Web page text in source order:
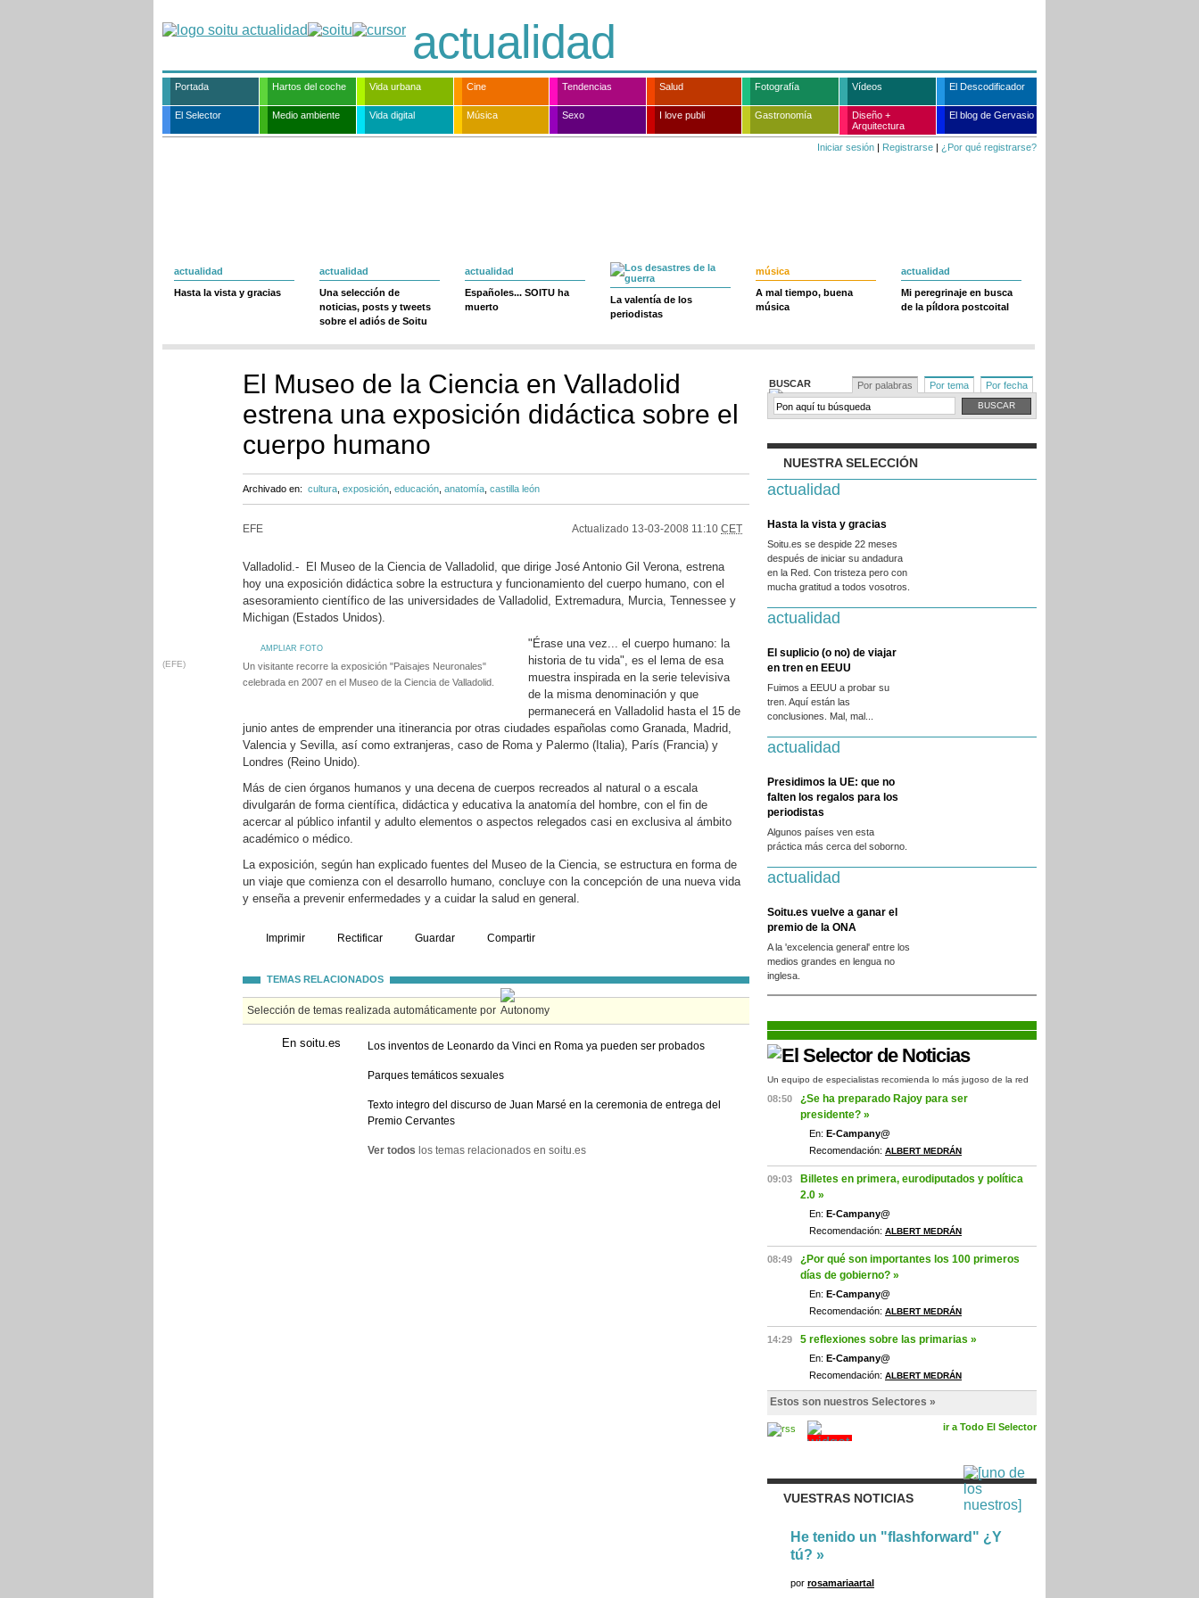
actualidad
Portada Hartos del coche Vida urbana Cine Tendencias Salud Fotografía Vídeos El Descodificador
El Selector Medio ambiente Vida digital Música Sexo I love publi Gastronomía
Diseño +
Arquitectura
El blog de Gervasio
Iniciar sesión | Registrarse | ¿Por qué registrarse?
actualidad
Hasta la vista y gracias
actualidad
Una selección de
noticias, posts y tweets
sobre el adiós de Soitu
actualidad
Españoles... SOITU ha
muerto
La valentía de los
periodistas
música
A mal tiempo, buena
música
actualidad
Mi peregrinaje en busca
de la píldora postcoital
El Museo de la Ciencia en Valladolid
estrena una exposición didáctica sobre el
cuerpo humano
Archivado en: cultura exposición educación anatomía castilla león
EFE Actualizado 13-03-2008 11:10 CET
Valladolid.- El Museo de la Ciencia de Valladolid, que dirige José Antonio Gil Verona, estrena
hoy una exposición didáctica sobre la estructura y funcionamiento del cuerpo humano, con el
asesoramiento científico de las universidades de Valladolid, Extremadura, Murcia, Tennessee y
Michigan (Estados Unidos).
AMPLIAR FOTO
(EFE)
Un visitante recorre la exposición "Paisajes Neuronales"
celebrada en 2007 en el Museo de la Ciencia de Valladolid.
"Érase una vez... el cuerpo humano: la
historia de tu vida", es el lema de esa
muestra inspirada en la serie televisiva
de la misma denominación y que
permanecerá en Valladolid hasta el 15 de
junio antes de emprender una itinerancia por otras ciudades españolas como Granada, Madrid,
Valencia y Sevilla, así como extranjeras, caso de Roma y Palermo (Italia), París (Francia) y
Londres (Reino Unido).
Más de cien órganos humanos y una decena de cuerpos recreados al natural o a escala
divulgarán de forma científica, didáctica y educativa la anatomía del hombre, con el fin de
acercar al público infantil y adulto elementos o aspectos relegados casi en exclusiva al ámbito
académico o médico.
La exposición, según han explicado fuentes del Museo de la Ciencia, se estructura en forma de
un viaje que comienza con el desarrollo humano, concluye con la concepción de una nueva vida
y enseña a prevenir enfermedades y a cuidar la salud en general.
Imprimir Rectificar Guardar Compartir
TEMAS RELACIONADOS
Selección de temas realizada automáticamente por
En soitu.es Los inventos de Leonardo da Vinci en Roma ya pueden ser probados
Parques temáticos sexuales
Texto integro del discurso de Juan Marsé en la ceremonia de entrega del
Premio Cervantes
Ver todos los temas relacionados en soitu.es
BUSCAR Por palabras Por tema Por fecha
NUESTRA SELECCIÓN
actualidad
Hasta la vista y gracias
Soitu.es se despide 22 meses
después de iniciar su andadura
en la Red. Con tristeza pero con
mucha gratitud a todos vosotros.
actualidad
El suplicio (o no) de viajar
en tren en EEUU
Fuimos a EEUU a probar su
tren. Aquí están las
conclusiones. Mal, mal...
actualidad
Presidimos la UE: que no
falten los regalos para los
periodistas
Algunos países ven esta
práctica más cerca del soborno.
actualidad
Soitu.es vuelve a ganar el
premio de la ONA
A la 'excelencia general' entre los
medios grandes en lengua no
inglesa.
Un equipo de especialistas recomienda lo más jugoso de la red
08:50
¿Se ha preparado Rajoy para ser
presidente? »
En: E-Campany@
Recomendación: ALBERT MEDRÁN
09:03
Billetes en primera, eurodiputados y política
2.0 »
En: E-Campany@
Recomendación: ALBERT MEDRÁN
08:49
¿Por qué son importantes los 100 primeros
días de gobierno? »
En: E-Campany@
Recomendación: ALBERT MEDRÁN
14:29 5 reflexiones sobre las primarias »
En: E-Campany@
Recomendación: ALBERT MEDRÁN
Estos son nuestros Selectores »
ir a Todo El Selector
VUESTRAS NOTICIAS
He tenido un "flashforward" ¿Y
tú? »
por rosamariaartal